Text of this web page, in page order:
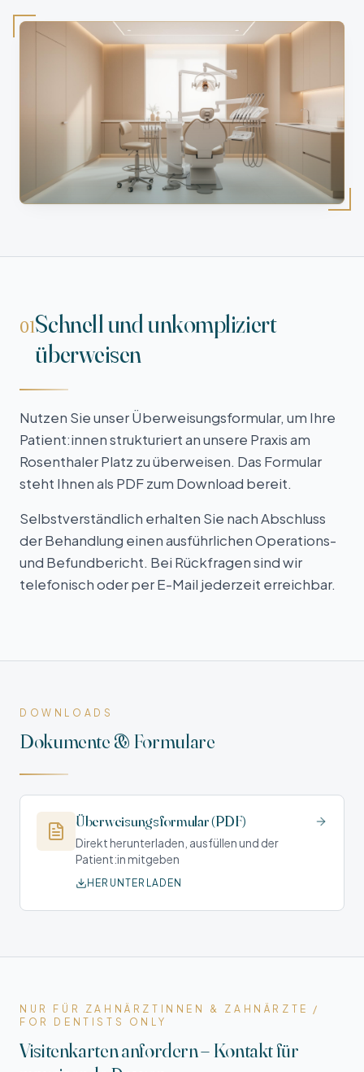
01Schnell und unkompliziert
überweisen
Nutzen Sie unser Überweisungs­formular, um Ihre
Patient:innen strukturiert an unsere Praxis am
Rosenthaler Platz zu überweisen. Das Formular
steht Ihnen als PDF zum Download bereit.
Selbst­verständlich erhalten Sie nach Abschluss
der Behandlung einen ausführlichen Operations-
und Befund­bericht. Bei Rückfragen sind wir
telefonisch oder per E-Mail jederzeit erreichbar.
DOWNLOADS
Dokumente & Formulare
Überweisungsformular (PDF)
Direkt herunterladen, ausfüllen und der
Patient:in mitgeben
HERUNTERLADEN
NUR FÜR ZAHNÄRZTINNEN & ZAHNÄRZTE /
FOR DENTISTS ONLY
Visitenkarten anfordern – Kontakt für